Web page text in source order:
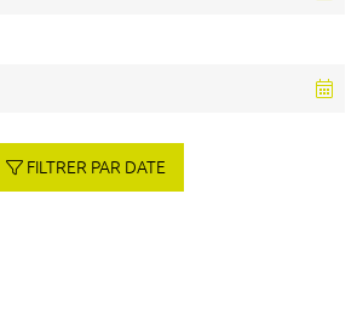
FILTRER PAR DATE